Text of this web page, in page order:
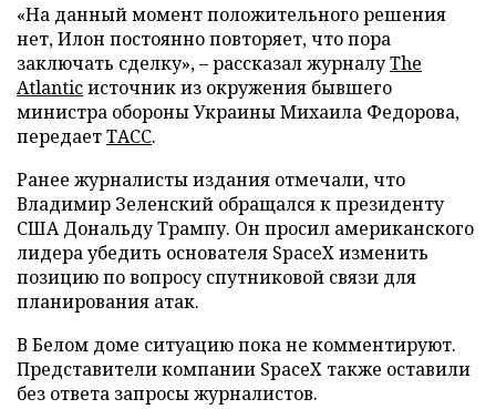
«На данный момент положительного решения
нет, Илон постоянно повторяет, что пора
заключать сделку», – рассказал журналуThe
Atlanticисточник из окружения бывшего
министра обороны Украины Михаила Федорова,
передаетТАСС.
Ранее журналисты издания отмечали, что
Владимир Зеленский обращался к президенту
США Дональду Трампу. Он просил американского
лидера убедить основателя SpaceX изменить
позицию по вопросу спутниковой связи для
планирования атак.
В Белом доме ситуацию пока не комментируют.
Представители компании SpaceX также оставили
без ответа запросы журналистов.